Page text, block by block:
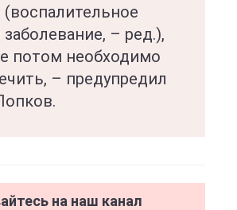
– ред.),
потом необходимо
– предупредил
на наш канал